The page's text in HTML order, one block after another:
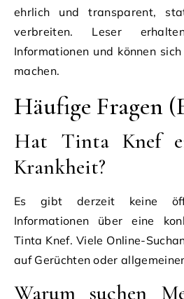
ehrlich und transparent,
verbreiten. Leser
Informationen und können
machen.
Häufige Fragen
Hat Tinta Knef
Krankheit?
Es gibt derzeit keine
Informationen über eine
Tinta Knef. Viele Online-
auf Gerüchten oder
Warum suchen